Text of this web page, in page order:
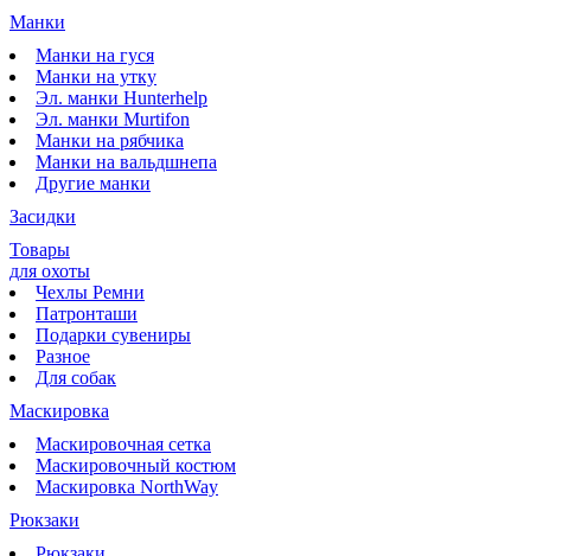
Манки
Манки на гуся
Манки на утку
Эл. манки Hunterhelp
Эл. манки Murtifon
Манки на рябчика
Манки на вальдшнепа
Другие манки
Засидки
Товары
для охоты
Чехлы Ремни
Патронташи
Подарки сувениры
Разное
Для собак
Маскировка
Маскировочная сетка
Маскировочный костюм
Маскировка NorthWay
Рюкзаки